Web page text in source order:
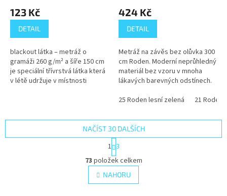
123 Kč
DETAIL
blackout látka – metráž o
gramáži 260 g/m² a šíře 150 cm
je speciální třívrstvá látka která
v létě udržuje v místnosti
424 Kč
DETAIL
Metráž na závěs bez olůvka 300
cm Roden. Moderní neprůhledný
materiál bez vzoru v mnoha
lákavých barevných odstínech.
metráž nebo si doobjednat...
25 Roden lesní zelená 21 Roden
O
v
l
á
NAČÍST 30 DALŠÍCH
S
t
r
á
n
k
1 3
73 položek celkem
NAHORU